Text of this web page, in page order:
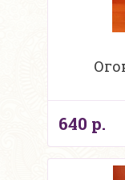
640 р.